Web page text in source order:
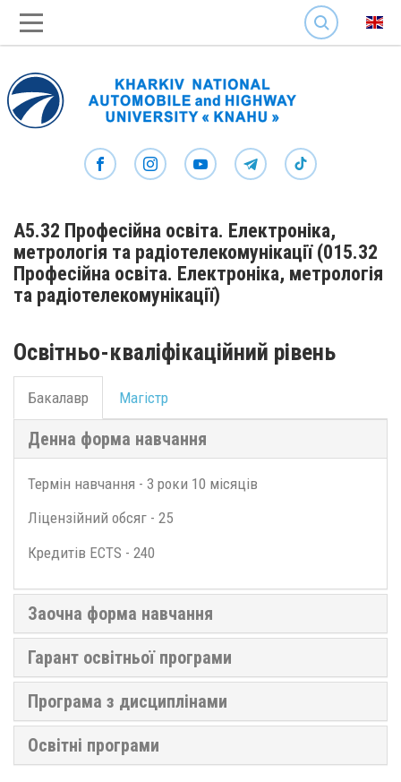
SEARCH
А5.32 Професійна освіта. Електроніка,
метрологія та радіотелекомунікації (015.32
Професійна освіта. Електроніка, метрологія
та радіотелекомунікації)
Освітньо-кваліфікаційний рівень
Бакалавр Магістр
Денна форма навчання
Термін навчання - 3 роки 10 місяців
Ліцензійний обсяг - 25
Кредитів ECTS - 240
Заочна форма навчання
Гарант освітньої програми
Програма з дисциплінами
Освітні програми